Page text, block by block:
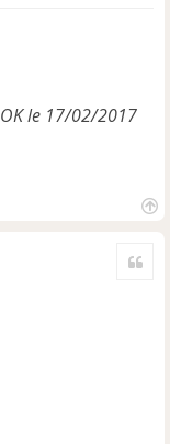
le 17/02/2017